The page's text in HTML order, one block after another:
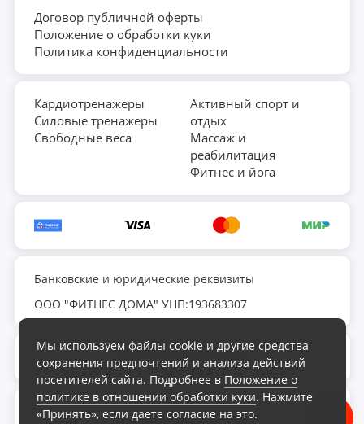
Мы используем файлы cookie и другие средства
сохранения предпочтений и анализа действий
посетителей сайта. Подробнее в Положение о
политике в отношении обработки куки. Нажмите
«Принять», если даете согласие на это.
Договор публичной оферты
Положение о обработки куки
Политика конфиденциальности
Кардиотренажеры
Силовые тренажеры
Свободные веса
Активный спорт и
отдых
Массаж и
реабилитация
Фитнес и йога
Банковские и юридические реквизиты
ООО "ФИТНЕС ДОМА" УНП:193683307
fds.by@yandex.ru
Обратный звонок